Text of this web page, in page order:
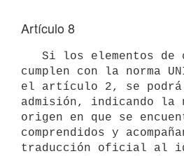
Artículo 8
cumplen con la norma
el artículo 2, se
admisión, indicando la
origen en que se
comprendidos y
traducción oficial al